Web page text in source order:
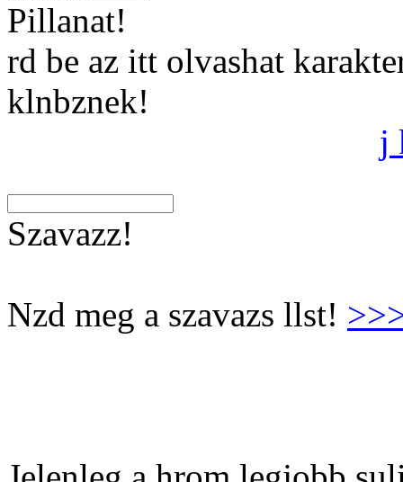
Pillanat!
rd be az itt olvashat
klnbznek!
j
Szavazz!
Nzd meg a szavazs llst!